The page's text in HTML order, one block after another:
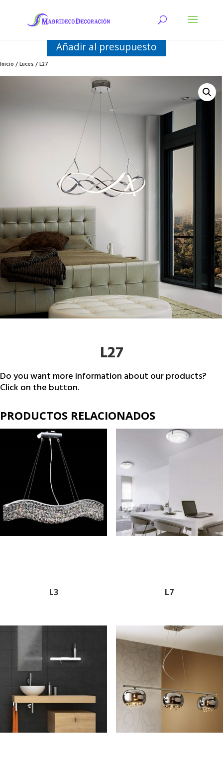
Añadir al presupuesto
Inicio/Luces/ L27
L27
Do you want more information about our products?
Click on the button.
PRODUCTOS RELACIONADOS
L3 L7